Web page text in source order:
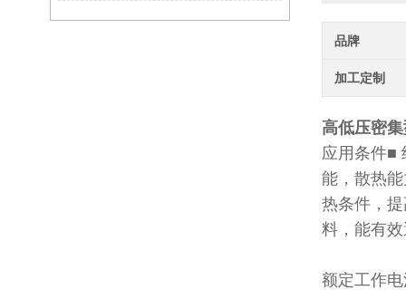
品牌
加工定制
高低压密
应用条件■
能，散热
热条件，
料，能有
额定工作